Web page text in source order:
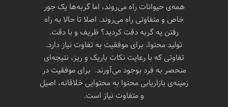
همه‌ی حیوانات راه می‌روند، اما گربه‌ها یک جور
خاص و متفاوتی راه می‌روند. اصلا تا حالا به راه
رفتن یه گربه دقت کردید؟ ظریف و با دقت.
تولید محتوا، برای موفقیت به تفاوت نیاز دارد.
تفاوتی که با رعایت نکات باریک و ریز، نتیجه‌ای
منحصر به فرد بوجود می‌آورند. برای موفقیت در
زمینه‌ی بازاریابی محتوا به محتوایی خلاقانه، اصیل
و متفاوت نیاز است.